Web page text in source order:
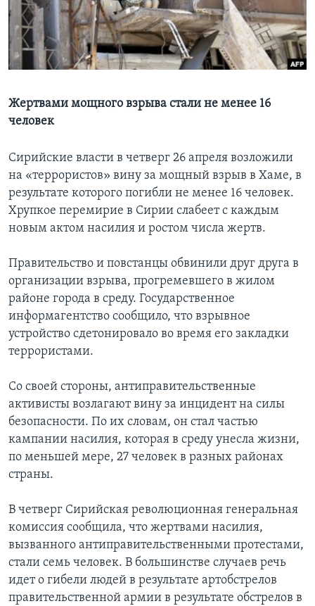
Learning English
СОЦИАЛЬНЫЕ СЕТИ
Языки
Жертвами мощного взрыва стали не менее 16
человек
Сирийские власти в четверг 26 апреля возложили
на «террористов» вину за мощный взрыв в Хаме, в
результате которого погибли не менее 16 человек.
Хрупкое перемирие в Сирии слабеет с каждым
новым актом насилия и ростом числа жертв.
Правительство и повстанцы обвинили друг друга в
организации взрыва, прогремевшего в жилом
районе города в среду. Государственное
информагентство сообщило, что взрывное
устройство сдетонировало во время его закладки
террористами.
Со своей стороны, антиправительственные
активисты возлагают вину за инцидент на силы
безопасности. По их словам, он стал частью
кампании насилия, которая в среду унесла жизни,
по меньшей мере, 27 человек в разных районах
страны.
В четверг Сирийская революционная генеральная
комиссия сообщила, что жертвами насилия,
вызванного антиправительственными протестами,
стали семь человек. В большинстве случаев речь
идет о гибели людей в результате артобстрелов
правительственной армии в результате обстрелов в